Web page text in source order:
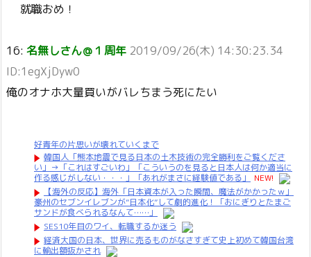
就職おめ！
16: 名無しさん＠１周年 2019/09/26(木) 14:30:23.34
ID:1egXjDyw0
俺のオナホ大量買いがバレちまう死にたい
好青年の片思いが壊れていくまで
韓国人「熊本地震で見る日本の土木技術の完全勝利をご覧くださ
い」→「これはすごいわ」「こういうのを見ると日本人は何か適当に
作る感じがしない・・・」「あれがまさに経験値である」
NEW!
【海外の反応】海外「日本資本が入った瞬間、魔法がかかったｗ」
豪州のセブンイレブンが”日本化”して劇的進化！「おにぎりとたまご
サンドが食べられるなんて……」
SES10年目のワイ、転職するか迷う
経済大国の日本、世界に売るものがなさすぎて史上初めて韓国台湾
に輸出額抜かされ